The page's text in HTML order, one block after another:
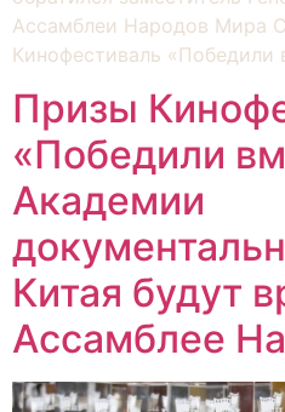
Ассамблеи Народов Мира
Кинофестиваль «Победили
Призы
«Победили
Академии
Китая будут
Ассамблее